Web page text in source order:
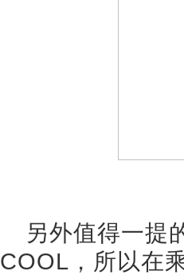
另外值得一提
COOL，所以在